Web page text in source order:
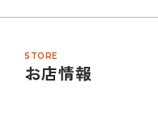
STORE
お店情報